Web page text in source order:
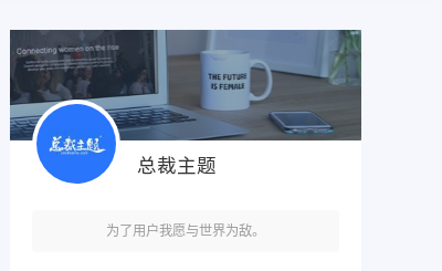
总裁主题
为了用户我愿与世界为敌。